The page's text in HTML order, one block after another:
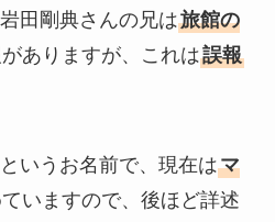
田剛典さんの兄は旅館の
ありますが、これは誤報
いうお名前で、現在はマ
いますので、後ほど詳述